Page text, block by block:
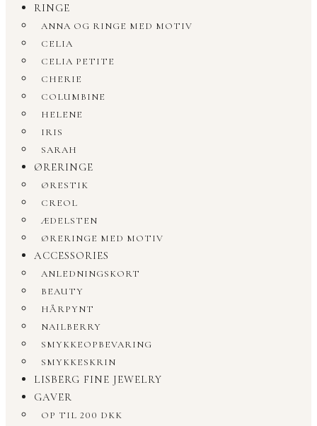
RINGE
ANNA OG RINGE MED MOTIV
CELIA
CELIA PETITE
CHERIE
COLUMBINE
HELENE
IRIS
SARAH
ØRERINGE
ØRESTIK
CREOL
ÆDELSTEN
ØRERINGE MED MOTIV
ACCESSORIES
ANLEDNINGSKORT
BEAUTY
HÅRPYNT
NAILBERRY
SMYKKEOPBEVARING
SMYKKESKRIN
LISBERG FINE JEWELRY
GAVER
OP TIL 200 DKK